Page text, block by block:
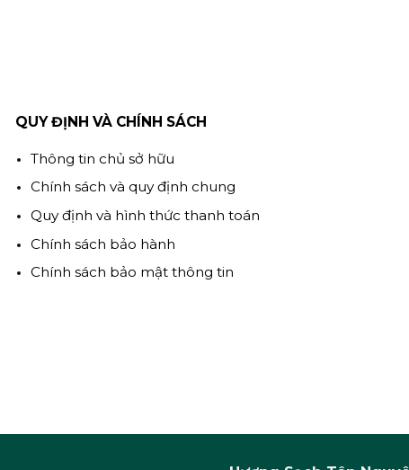
QUY ĐỊNH VÀ CHÍNH SÁCH
Thông tin chủ sở hữu
Chính sách và quy định chung
Quy định và hình thức thanh toán
Chính sách bảo hành
Chính sách bảo mật thông tin